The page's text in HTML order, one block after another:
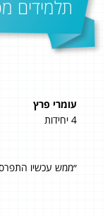
תלמידים
עומרי פרץ
4 יחידות
״ממש עכשיו